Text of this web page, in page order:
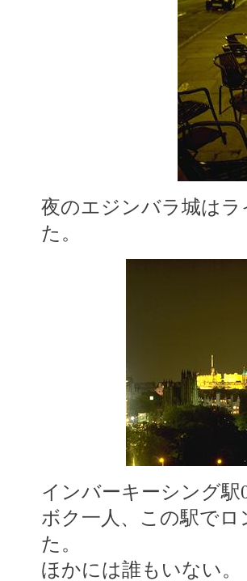
夜のエジンバラ城は
た。
インバーキーシング駅
ボク一人、この駅で
た。
ほかには誰もいない。